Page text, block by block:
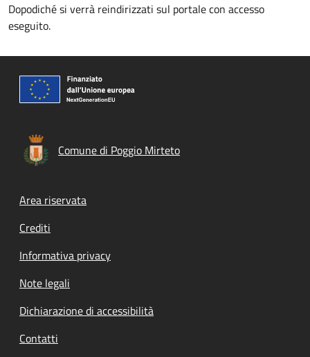
Dopodiché si verrà reindirizzati sul portale con accesso
eseguito.
Comune di Poggio Mirteto
Footer menu
Area riservata
Crediti
Informativa privacy
Note legali
Dichiarazione di accessibilità
Contatti